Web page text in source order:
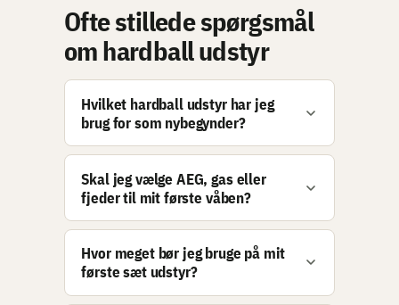
Ofte stillede spørgsmål
om hardball udstyr
Hvilket hardball udstyr har jeg
brug for som nybegynder?
Skal jeg vælge AEG, gas eller
fjeder til mit første våben?
Hvor meget bør jeg bruge på mit
første sæt udstyr?